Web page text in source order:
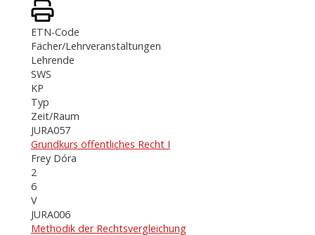
ETN-Code
Fächer/Lehrveranstaltungen
Lehrende
SWS
KP
Typ
Zeit/Raum
JURA057
Grundkurs öffentliches Recht I
Frey Dóra
2
6
V
JURA006
Methodik der Rechtsvergleichung